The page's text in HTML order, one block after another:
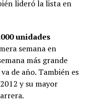
lideró la lista en
unidades
semana en
más grande
de año. También es
y su mayor